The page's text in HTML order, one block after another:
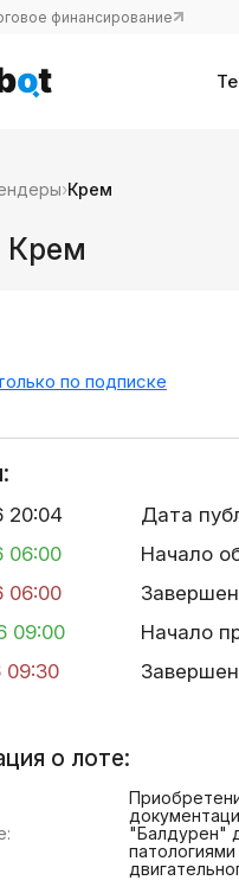
финансирование
›Крем
Крем
по подписке
20:04
Дата
06:00
Начало
06:00
09:00
Начало
09:30
о лоте:
"Балдәурен"